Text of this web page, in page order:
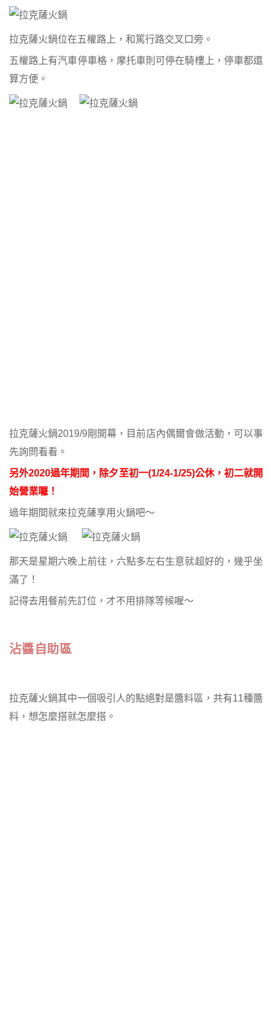
拉克薩火鍋位在五權路上，和篤行路交叉口旁。
五權路上有汽車停車格，摩托車則可停在騎樓上，停車都還
算方便。
拉克薩火鍋2019/9剛開幕，目前店內偶爾會做活動，可以事
先詢問看看。
另外2020過年期間，除夕至初一(1/24-1/25)公休，初二就開
始營業囉！
過年期間就來拉克薩享用火鍋吧～
那天是星期六晚上前往，六點多左右生意就超好的，幾乎坐
滿了！
記得去用餐前先訂位，才不用排隊等候喔～
沾醬自助區
拉克薩火鍋其中一個吸引人的點絕對是醬料區，共有11種醬
料，想怎麼搭就怎麼搭。